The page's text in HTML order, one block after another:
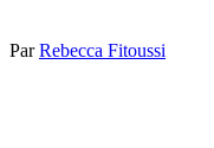
ParRebecca Fitoussi